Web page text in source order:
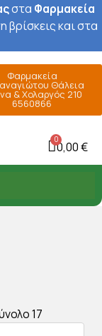
στα Φαρμακεία
βρίσκεις και στα
Φαρμακεία
Θάλεια
& Χολαργός 210
6560866
0,00 €
17